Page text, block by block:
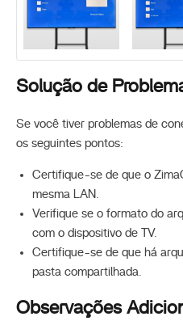
Solução de
Se você tiver problemas de
os seguintes pontos:
Certifique-se de que o
mesma LAN.
Verifique se o formato do
com o dispositivo de TV.
Certifique-se de que há
pasta compartilhada.
Observações